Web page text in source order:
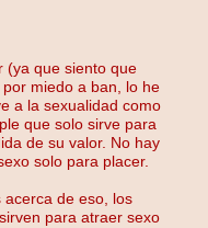
(ya que siento que
miedo a ban, lo he
a la sexualidad como
que solo sirve para
de su valor. No hay
solo para placer.
acerca de eso, los
para atraer sexo